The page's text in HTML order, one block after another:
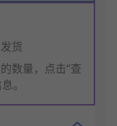
发货
数量，点击“查
。